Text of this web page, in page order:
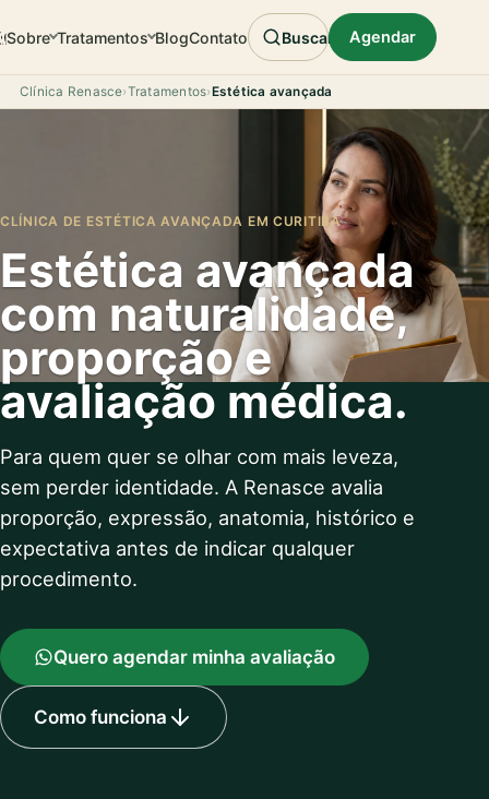
Sobre Tratamentos BlogContato Buscar Agendar
Clínica Renasce›Tratamentos› Estética avançada
CLÍNICA DE ESTÉTICA AVANÇADA EM CURITIBA
Estética avançada
com naturalidade,
proporção e
avaliação médica.
Para quem quer se olhar com mais leveza,
sem perder identidade. A Renasce avalia
proporção, expressão, anatomia, histórico e
expectativa antes de indicar qualquer
procedimento.
Quero agendar minha avaliação
Como funciona